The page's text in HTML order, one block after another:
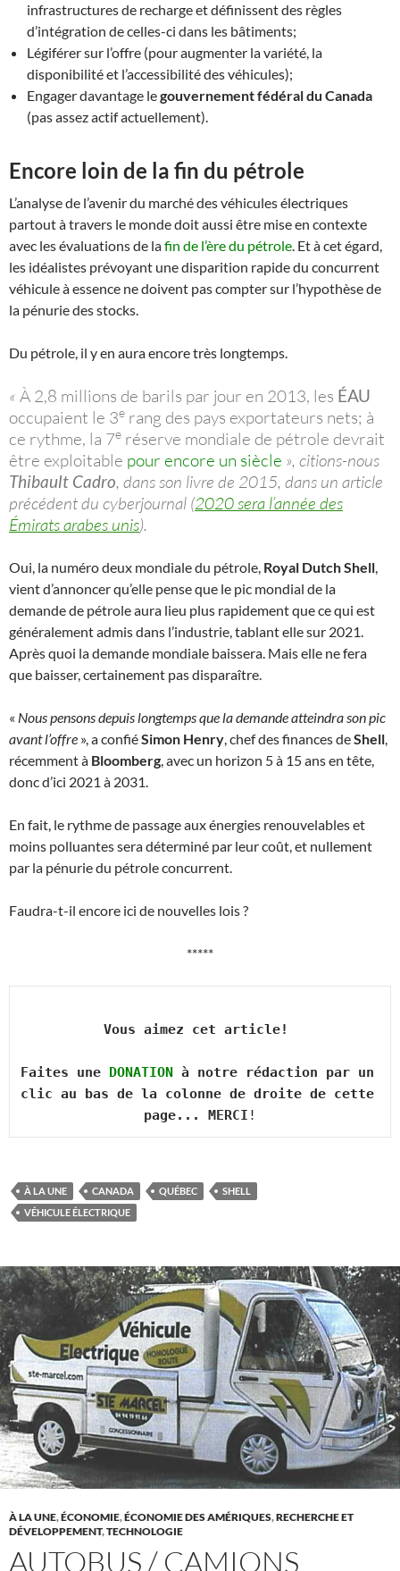
infrastructures de recharge et définissent des règles
d’intégration de celles-ci dans les bâtiments;
Légiférer sur l’offre (pour augmenter la variété, la
disponibilité et l’accessibilité des véhicules);
Engager davantage legouvernement fédéral du Canada
(pas assez actif actuellement).
Encore loin de la fin du pétrole
L’analyse de l’avenir du marché des véhicules électriques
partout à travers le monde doit aussi être mise en contexte
avec les évaluations de lafin de l’ère du pétrole. Et à cet égard,
les idéalistes prévoyant une disparition rapide du concurrent
véhicule à essence ne doivent pas compter sur l’hypothèse de
la pénurie des stocks.
Du pétrole, il y en aura encore très longtemps.
« À 2,8 millions de barils par jour en 2013, les ÉAU
occupaient le 3e rang des pays exportateurs nets; à
ce rythme, la 7e réserve mondiale de pétrole devrait
être exploitable pour encore un siècle », citions-nous
Thibault Cadro, dans son livre de 2015, dans un article
précédent du cyberjournal (2020 sera l’année des
Émirats arabes unis).
Oui, la numéro deux mondiale du pétrole, Royal Dutch Shell,
vient d’annoncer qu’elle pense que le pic mondial de la
demande de pétrole aura lieu plus rapidement que ce qui est
généralement admis dans l’industrie, tablant elle sur 2021.
Après quoi la demande mondiale baissera. Mais elle ne fera
que baisser, certainement pas disparaître.
« Nous pensons depuis longtemps que la demande atteindra son pic
avant l’offre », a confiéSimon Henry, chef des finances deShell,
récemment à Bloomberg, avec un horizon 5 à 15 ans en tête,
donc d’ici 2021 à 2031.
En fait, le rythme de passage aux énergies renouvelables et
moins polluantes sera déterminé par leur coût, et nullement
par la pénurie du pétrole concurrent.
Faudra-t-il encore ici de nouvelles lois ?
*****
Vous aimez cet article!
Faites une DONATION à notre rédaction par un
clic au bas de la colonne de droite de cette
page... MERCI !
À LA UNE CANADA QUÉBEC
SHELL
VÉHICULE ÉLECTRIQUE
À LA UNE,ÉCONOMIE,ÉCONOMIE DES AMÉRIQUES,RECHERCHE ET
DÉVELOPPEMENT,TECHNOLOGIE
AUTOBUS / CAMIONS